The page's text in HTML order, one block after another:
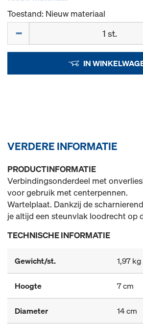
Toestand: Nieuw materiaal
IN
VERDERE INFORMATIE
PRODUCTINFORMATIE
Verbindingsonderdeel met
voor gebruik met centerpennen.
Wartelplaat. Dankzij de
je altijd een steunvlak loodrecht op
TECHNISCHE INFORMATIE
Gewicht/st. 1,97 kg
Hoogte 7 cm
Diameter 14 cm